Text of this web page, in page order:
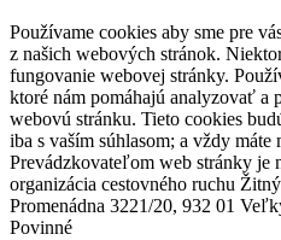
Používame cookies aby sme pre
z našich webových stránok.
fungovanie webovej stránky.
ktoré nám pomáhajú analyzovať a
webovú stránku. Tieto cookies
iba s vaším súhlasom; a vždy
Prevádzkovateľom web stránky je
organizácia cestovného ruchu
Promenádna 3221/20, 932 01
Povinné